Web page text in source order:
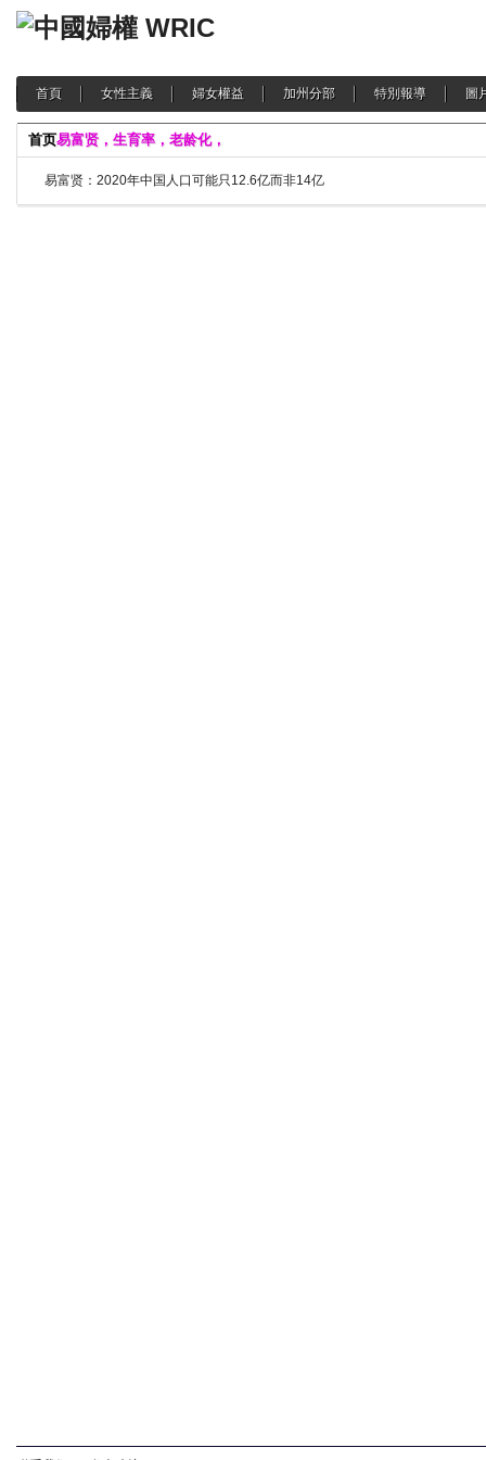
首頁 女性主義 婦女權益 加州分部 特別報導 圖
首页易富贤，生育率，老龄化，
易富贤：2020年中国人口可能只12.6亿而非14亿